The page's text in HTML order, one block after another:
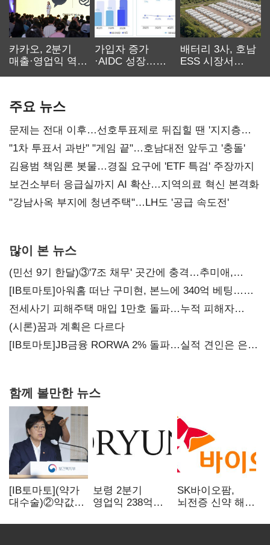
카카오, 2분기
매출·영업익 역대
가입자 증가
·AIDC 성장…
배터리 3사, 호남
ESS 시장서
주요 뉴스
문제는 전대 이후…선호투표제로 뒤집힐 땐 '지지층
불복'
"1차 투표서 과반" "게임 끝"…호남대전 앞두고 '충돌'
김용범 책임론 봇물…경질 요구에 'ETF 특검' 주장까지
보건소부터 응급실까지 AI 확산…지역의료 혁신 본격화
"강남사옥 부지에 청년주택"…LH도 '공급 속도전'
많이 본 뉴스
(민선 9기 한달)③'7조 채무' 곳간에 충격…추미애,
20년만에 '비상재정' 선언 승부수
[IB토마토]아워홈 떠난 구미현, 본느에 340억 베팅…
가족 지배체제 구축
전세사기 피해주택 매입 1만호 돌파…누적 피해자
4만278명
(시론)꿈과 계획은 다르다
[IB토마토]JB금융 RORWA 2% 돌파…실적 견인은 은행
함께 볼만한 뉴스
[IB토마토](약가
대수술)②약값
축소…제약업계
보령 2분기
영업익 238억…
SK바이오팜,
뇌전증 신약 해외
차세대 신약 개발